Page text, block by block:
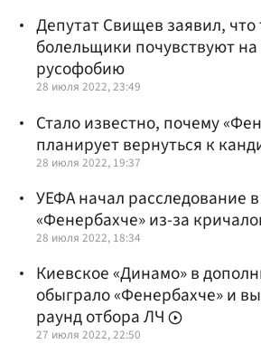
Депутат Свищев заявил, что
болельщики почувствуют на
русофобию
28 июля 2022, 23:49
Стало известно, почему
планирует вернуться к
28 июля 2022, 19:37
УЕФА начал расследование
«Фенербахче» из-за
28 июля 2022, 18:34
Киевское «Динамо» в
обыграло «Фенербахче» и
раунд отбора ЛЧ
27 июля 2022, 22:50